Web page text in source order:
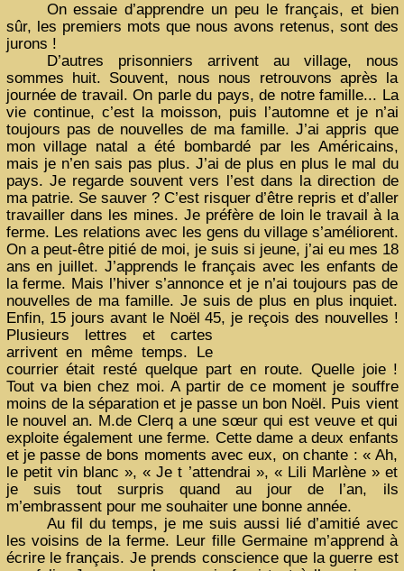
On essaie d’apprendre un peu le français, et bien
sûr, les premiers mots que nous avons retenus, sont des
jurons !
D’autres prisonniers arrivent au village, nous
sommes huit. Souvent, nous nous retrouvons après la
journée de travail. On parle du pays, de notre famille... La
vie continue, c’est la moisson, puis l’automne et je n’ai
toujours pas de nouvelles de ma famille. J’ai appris que
mon village natal a été bombardé par les Américains,
mais je n’en sais pas plus. J’ai de plus en plus le mal du
pays. Je regarde souvent vers l’est dans la direction de
ma patrie. Se sauver ? C’est risquer d’être repris et d’aller
travailler dans les mines. Je préfère de loin le travail à la
ferme. Les relations avec les gens du village s’améliorent.
On a peut-être pitié de moi, je suis si jeune, j’ai eu mes 18
ans en juillet. J’apprends le français avec les enfants de
la ferme. Mais l’hiver s’annonce et je n’ai toujours pas de
nouvelles de ma famille. Je suis de plus en plus inquiet.
Enfin, 15 jours avant le Noël 45, je reçois des nouvelles !
Plusieurs lettres et cartes
arrivent en même temps. Le
courrier était resté quelque part en route. Quelle joie !
Tout va bien chez moi. A partir de ce moment je souffre
moins de la séparation et je passe un bon Noël. Puis vient
le nouvel an. M.de Clerq a une sœur qui est veuve et qui
exploite également une ferme. Cette dame a deux enfants
et je passe de bons moments avec eux, on chante : « Ah,
le petit vin blanc », « Je t ’attendrai », « Lili Marlène » et
je suis tout surpris quand au jour de l’an, ils
m’embrassent pour me souhaiter une bonne année.
Au fil du temps, je me suis aussi lié d’amitié avec
les voisins de la ferme. Leur fille Germaine m’apprend à
écrire le français. Je prends conscience que la guerre est